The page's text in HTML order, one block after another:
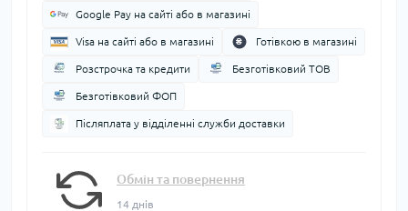
Google Pay на сайті або в магазині
Visa на сайті або в магазині Готівкою в магазині
Розстрочка та кредити Безготівковий ТОВ
Безготівковий ФОП
Післяплата у відділенні служби доставки
Обмін та повернення
14 днів